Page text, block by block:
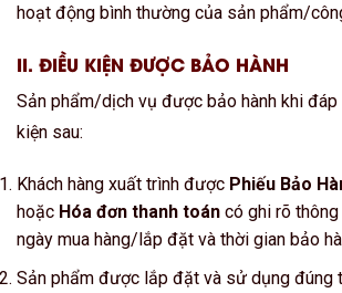
hoạt động bình thường của sản phẩm/
II. ĐIỀU KIỆN ĐƯỢC BẢO HÀNH
Sản phẩm/dịch vụ được bảo hành khi
kiện sau:
Khách hàng xuất trình được Phiếu Bảo
hoặc Hóa đơn thanh toán có ghi rõ
ngày mua hàng/lắp đặt và thời gian bảo
Sản phẩm được lắp đặt và sử dụng đúng